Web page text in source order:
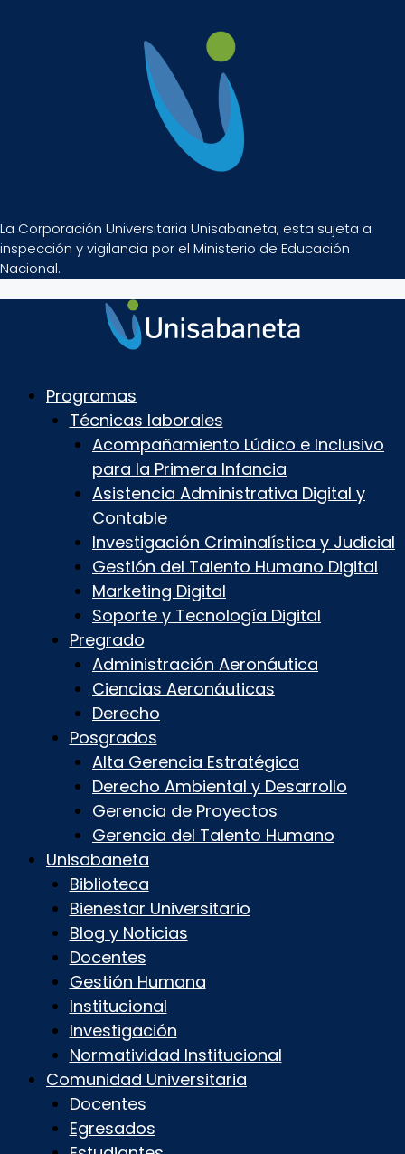
La Corporación Universitaria Unisabaneta, esta sujeta a
inspección y vigilancia por el Ministerio de Educación
Nacional.
Programas
Técnicas laborales
Acompañamiento Lúdico e Inclusivo
para la Primera Infancia
Asistencia Administrativa Digital y
Contable
Investigación Criminalística y Judicial
Gestión del Talento Humano Digital
Marketing Digital
Soporte y Tecnología Digital
Pregrado
Administración Aeronáutica
Ciencias Aeronáuticas
Derecho
Posgrados
Alta Gerencia Estratégica
Derecho Ambiental y Desarrollo
Gerencia de Proyectos
Gerencia del Talento Humano
Unisabaneta
Biblioteca
Bienestar Universitario
Blog y Noticias
Docentes
Gestión Humana
Institucional
Investigación
Normatividad Institucional
Comunidad Universitaria
Docentes
Egresados